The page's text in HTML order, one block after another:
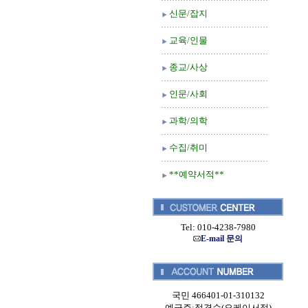
신문/잡지
교육/인물
종교/사상
인문/사회
과학/의학
수집/취미
**예약서적**
Tel: 010-4238-7980
E-mail 문의
국민 466401-01-310132